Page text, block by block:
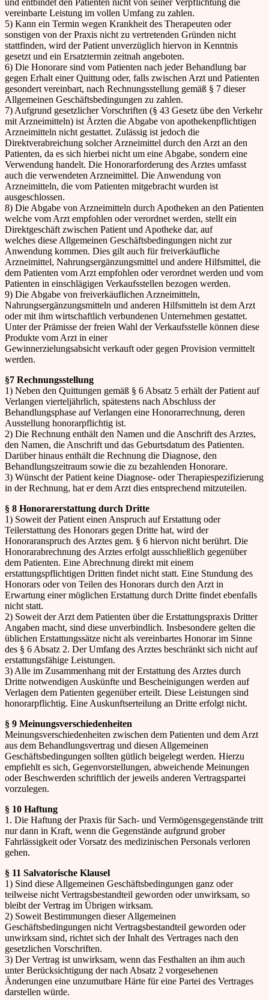
vereinbarte Leistung im vollen Umfang zu zahlen.
5) Kann ein Termin wegen Krankheit des Therapeuten oder
sonstigen von der Praxis nicht zu vertretenden Gründen nicht
stattfinden, wird der Patient unverzüglich hiervon in Kenntnis
gesetzt und ein Ersatztermin zeitnah angeboten.
6) Die Honorare sind vom Patienten nach jeder Behandlung bar
gegen Erhalt einer Quittung oder, falls zwischen Arzt und Patienten
gesondert vereinbart, nach Rechnungsstellung gemäß § 7 dieser
Allgemeinen Geschäftsbedingungen zu zahlen.
7) Aufgrund gesetzlicher Vorschriften (§ 43 Gesetz übe den Verkehr
mit Arzneimitteln) ist Ärzten die Abgabe von apothekenpflichtigen
Arzneimitteln nicht gestattet. Zulässig ist jedoch die
Direktverabreichung solcher Arzneimittel durch den Arzt an den
Patienten, da es sich hierbei nicht um eine Abgabe, sondern eine
Verwendung handelt. Die Honorarforderung des Arztes umfasst
auch die verwendeten Arzneimittel. Die Anwendung von
Arzneimitteln, die vom Patienten mitgebracht wurden ist
ausgeschlossen.
8) Die Abgabe von Arzneimitteln durch Apotheken an den Patienten
welche vom Arzt empfohlen oder verordnet werden, stellt ein
Direktgeschäft zwischen Patient und Apotheke dar, auf
welches diese Allgemeinen Geschäftsbedingungen nicht zur
Anwendung kommen. Dies gilt auch für freiverkäufliche
Arzneimittel, Nahrungsergänzungsmittel und andere Hilfsmittel, die
dem Patienten vom Arzt empfohlen oder verordnet werden und vom
Patienten in einschlägigen Verkaufsstellen bezogen werden.
9) Die Abgabe von freiverkäuflichen Arzneimitteln,
Nahrungsergänzungsmitteln und anderen Hilfsmitteln ist dem Arzt
oder mit ihm wirtschaftlich verbundenen Unternehmen gestattet.
Unter der Prämisse der freien Wahl der Verkaufsstelle können diese
Produkte vom Arzt in einer
Gewinnerzielungsabsicht verkauft oder gegen Provision vermittelt
werden.
§7 Rechnungsstellung
1) Neben den Quittungen gemäß § 6 Absatz 5 erhält der Patient auf
Verlangen vierteljährlich, spätestens nach Abschluss der
Behandlungsphase auf Verlangen eine Honorarrechnung, deren
Ausstellung honorarpflichtig ist.
2) Die Rechnung enthält den Namen und die Anschrift des Arztes,
den Namen, die Anschrift und das Geburtsdatum des Patienten.
Darüber hinaus enthält die Rechnung die Diagnose, den
Behandlungszeitraum sowie die zu bezahlenden Honorare.
3) Wünscht der Patient keine Diagnose- oder Therapiespezifizierung
in der Rechnung, hat er dem Arzt dies entsprechend mitzuteilen.
§ 8 Honorarerstattung durch Dritte
1) Soweit der Patient einen Anspruch auf Erstattung oder
Teilerstattung des Honorars gegen Dritte hat, wird der
Honoraranspruch des Arztes gem. § 6 hiervon nicht berührt. Die
Honorarabrechnung des Arztes erfolgt ausschließlich gegenüber
dem Patienten. Eine Abrechnung direkt mit einem
erstattungspflichtigen Dritten findet nicht statt. Eine Stundung des
Honorars oder von Teilen des Honorars durch den Arzt in
Erwartung einer möglichen Erstattung durch Dritte findet ebenfalls
nicht statt.
2) Soweit der Arzt dem Patienten über die Erstattungspraxis Dritter
Angaben macht, sind diese unverbindlich. Insbesondere gelten die
üblichen Erstattungssätze nicht als vereinbartes Honorar im Sinne
des § 6 Absatz 2. Der Umfang des Arztes beschränkt sich nicht auf
erstattungsfähige Leistungen.
3) Alle im Zusammenhang mit der Erstattung des Arztes durch
Dritte notwendigen Auskünfte und Bescheinigungen werden auf
Verlagen dem Patienten gegenüber erteilt. Diese Leistungen sind
honorarpflichtig. Eine Auskunftserteilung an Dritte erfolgt nicht.
§ 9 Meinungsverschiedenheiten
Meinungsverschiedenheiten zwischen dem Patienten und dem Arzt
aus dem Behandlungsvertrag und diesen Allgemeinen
Geschäftsbedingungen sollten gütlich beigelegt werden. Hierzu
empfiehlt es sich, Gegenvorstellungen, abweichende Meinungen
oder Beschwerden schriftlich der jeweils anderen Vertragspartei
vorzulegen.
§ 10 Haftung
1. Die Haftung der Praxis für Sach- und Vermögensgegenstände tritt
nur dann in Kraft, wenn die Gegenstände aufgrund grober
Fahrlässigkeit oder Vorsatz des medizinischen Personals verloren
gehen.
§ 11 Salvatorische Klausel
1) Sind diese Allgemeinen Geschäftsbedingungen ganz oder
teilweise nicht Vertragsbestandteil geworden oder unwirksam, so
bleibt der Vertrag im Übrigen wirksam.
2) Soweit Bestimmungen dieser Allgemeinen
Geschäftsbedingungen nicht Vertragsbestandteil geworden oder
unwirksam sind, richtet sich der Inhalt des Vertrages nach den
gesetzlichen Vorschriften.
3) Der Vertrag ist unwirksam, wenn das Festhalten an ihm auch
unter Berücksichtigung der nach Absatz 2 vorgesehenen
Änderungen eine unzumutbare Härte für eine Partei des Vertrages
darstellen würde.